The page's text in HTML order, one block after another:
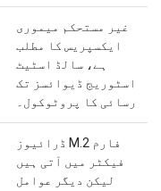
غیر مستحکم میموری
ایکسپریس کا مطلب
ہے، سالڈ اسٹیٹ
اسٹوریج ڈیوائسز تک
رسائی کا پروٹوکول۔
ڈرائیوز M.2 فارم
فیکٹر میں آتی ہیں
لیکن دیگر عوامل